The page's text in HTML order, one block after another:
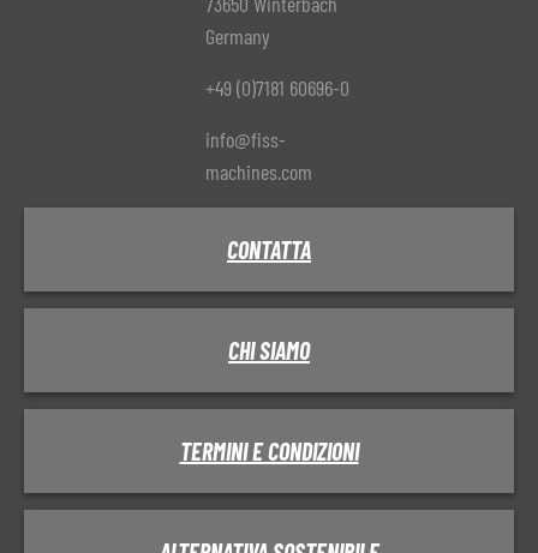
Germany
+49 (0)7181 60696-0
info@fiss-
machines.com
CONTATTA
CHI SIAMO
TERMINI E CONDIZIONI